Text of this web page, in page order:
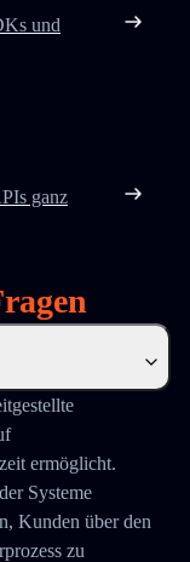
und
ganz
ermöglicht.
Systeme
Kunden über den
zu